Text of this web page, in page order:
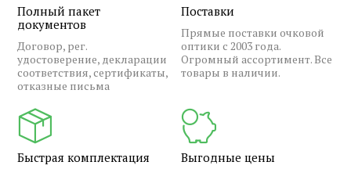
Полный пакет
документов
Договор, рег.
удостоверение, декларации
соответствия, сертификаты,
отказные письма
Поставки
Прямые поставки очковой
оптики с 2003 года.
Огромный ассортимент. Все
товары в наличии.
Быстрая комплектация Выгодные цены